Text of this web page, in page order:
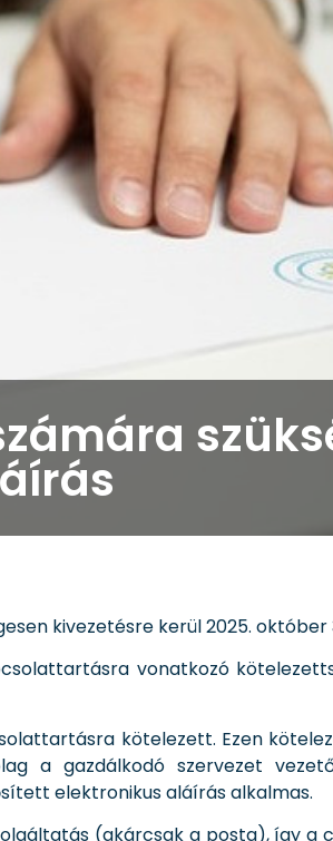
kivezetésre kerül 2025. október
vonatkozó
kötelezett. Ezen
a gazdálkodó szervezet
elektronikus aláírás alkalmas.
(akárcsak a posta), így a